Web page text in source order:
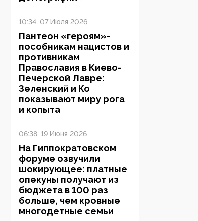
10:34, 07 Июля 2026
Пантеон «героям»-
пособникам нацистов и
противникам
Православия в Киево-
Печерской Лавре:
Зеленский и Ко
показывают миру рога
и копыта
06:38, 19 Июня 2026
На Гиппократовском
форуме озвучили
шокирующее: платные
опекуны получают из
бюджета в 100 раз
больше, чем кровные
многодетные семьи